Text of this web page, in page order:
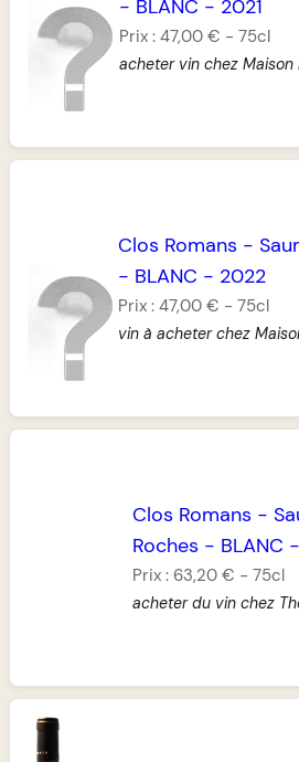
- BLANC - 2021
Prix : 47,00 € - 75cl
acheter vin chez Maison
Clos Romans -
- BLANC - 2022
Prix :47,00 € -75cl
vin à acheter chez
Clos Romans -
Roches - BLANC -
Prix : 63,20 € - 75cl
acheter du vin chez